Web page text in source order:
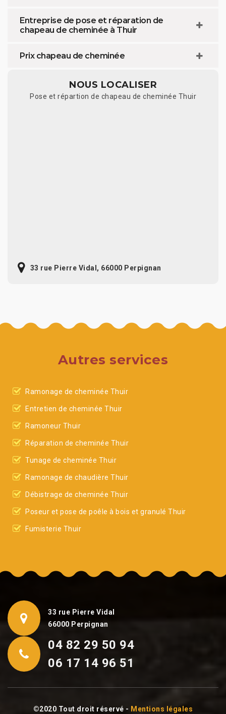
Entreprise de pose et réparation de
chapeau de cheminée à Thuir
Prix chapeau de cheminée
NOUS LOCALISER
Pose et répartion de chapeau de cheminée Thuir
33 rue Pierre Vidal, 66000 Perpignan
Autres services
Ramonage de cheminée Thuir
Entretien de cheminée Thuir
Ramoneur Thuir
Réparation de cheminée Thuir
Tunage de cheminée Thuir
Ramonage de chaudière Thuir
Débistrage de cheminée Thuir
Poseur et pose de poêle à bois et granulé Thuir
Fumisterie Thuir
33 rue Pierre Vidal
66000 Perpignan
04 82 29 50 94
06 17 14 96 51
©2020 Tout droit réservé - Mentions légales